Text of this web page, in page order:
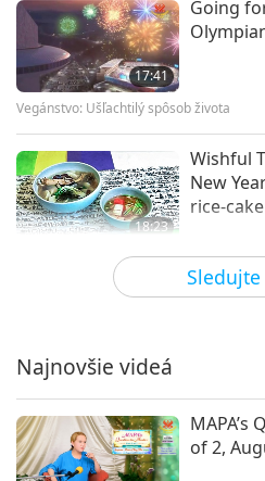
Sledujte
17:41
Going
Vegánstvo: Ušľachtilý spôsob života
18:23
Wishful
New
rice-
Vegánstvo: Ušľachtilý spôsob života
17:46
Najnovšie videá
MAPA’s
of 2,